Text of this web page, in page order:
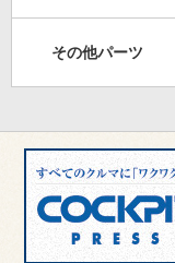
その他パーツ